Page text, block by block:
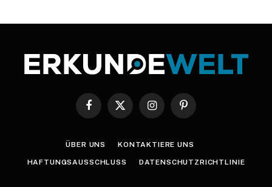
Facebook
X
InstagramPinterest
ÜBER UNS KONTAKTIERE UNS
HAFTUNGSAUSSCHLUSS DATENSCHUTZRICHTLINIE